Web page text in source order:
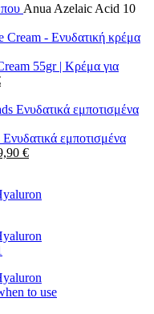
Anua Azelaic Acid 10
55gr | Κρέμα για
Η
τιμή
27,96 €.
εμποτισμένα
€.
€Η
είναι: